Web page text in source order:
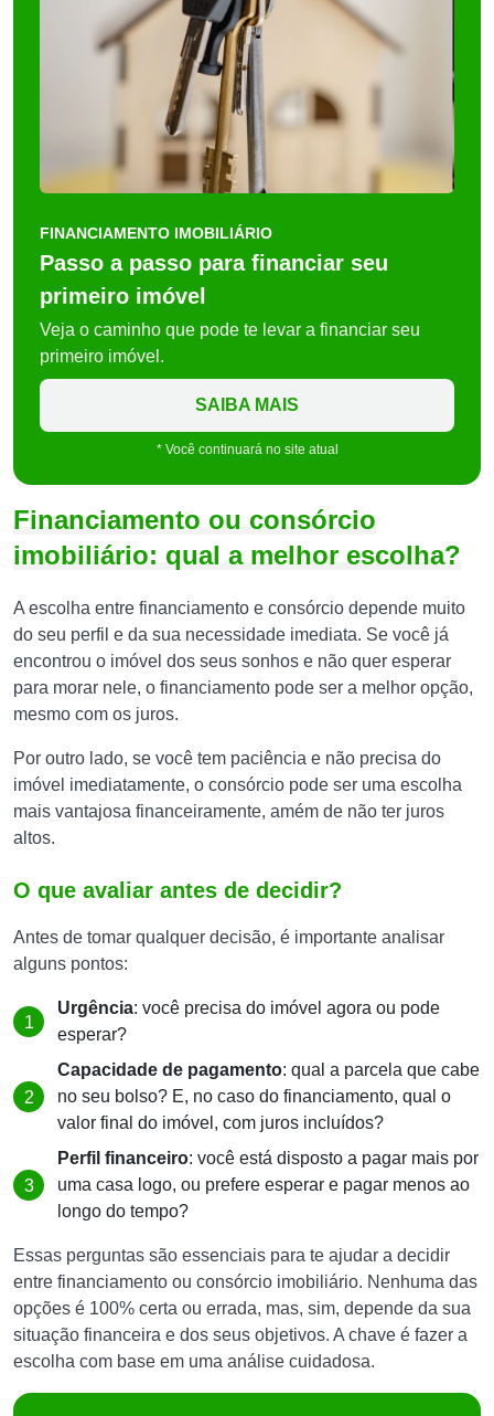
FINANCIAMENTO IMOBILIÁRIO
Passo a passo para financiar seu
primeiro imóvel
Veja o caminho que pode te levar a financiar seu
primeiro imóvel.
SAIBA MAIS
* Você continuará no site atual
Financiamento ou consórcio
imobiliário: qual a melhor escolha?
A escolha entre financiamento e consórcio depende muito
do seu perfil e da sua necessidade imediata. Se você já
encontrou o imóvel dos seus sonhos e não quer esperar
para morar nele, o financiamento pode ser a melhor opção,
mesmo com os juros.
Por outro lado, se você tem paciência e não precisa do
imóvel imediatamente, o consórcio pode ser uma escolha
mais vantajosa financeiramente, amém de não ter juros
altos.
O que avaliar antes de decidir?
Antes de tomar qualquer decisão, é importante analisar
alguns pontos:
Urgência: você precisa do imóvel agora ou pode
esperar?
Capacidade de pagamento: qual a parcela que cabe
no seu bolso? E, no caso do financiamento, qual o
valor final do imóvel, com juros incluídos?
Perfil financeiro: você está disposto a pagar mais por
uma casa logo, ou prefere esperar e pagar menos ao
longo do tempo?
Essas perguntas são essenciais para te ajudar a decidir
entre financiamento ou consórcio imobiliário. Nenhuma das
opções é 100% certa ou errada, mas, sim, depende da sua
situação financeira e dos seus objetivos. A chave é fazer a
escolha com base em uma análise cuidadosa.